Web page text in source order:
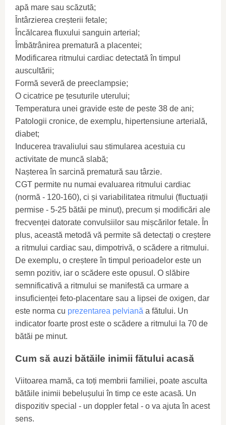
apă mare sau scăzută;
Întârzierea creșterii fetale;
Încălcarea fluxului sanguin arterial;
Îmbătrânirea prematură a placentei;
Modificarea ritmului cardiac detectată în timpul
auscultării;
Formă severă de preeclampsie;
O cicatrice pe țesuturile uterului;
Temperatura unei gravide este de peste 38 de ani;
Patologii cronice, de exemplu, hipertensiune arterială,
diabet;
Inducerea travaliului sau stimularea acestuia cu
activitate de muncă slabă;
Nașterea în sarcină prematură sau târzie.
CGT permite nu numai evaluarea ritmului cardiac
(normă - 120-160), ci și variabilitatea ritmului (fluctuații
permise - 5-25 bătăi pe minut), precum și modificări ale
frecvenței datorate convulsiilor sau mișcărilor fetale. În
plus, această metodă vă permite să detectați o creștere
a ritmului cardiac sau, dimpotrivă, o scădere a ritmului.
De exemplu, o creștere în timpul perioadelor este un
semn pozitiv, iar o scădere este opusul. O slăbire
semnificativă a ritmului se manifestă ca urmare a
insuficienței feto-placentare sau a lipsei de oxigen, dar
este norma cu prezentarea pelviană a fătului. Un
indicator foarte prost este o scădere a ritmului la 70 de
bătăi pe minut.
Cum să auzi bătăile inimii fătului acasă
Viitoarea mamă, ca toți membrii familiei, poate asculta
bătăile inimii bebelușului în timp ce este acasă. Un
dispozitiv special - un doppler fetal - o va ajuta în acest
sens.